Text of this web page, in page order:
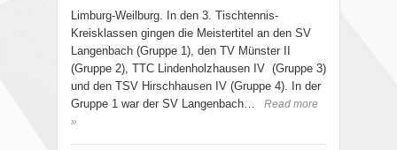
Limburg-Weilburg. In den 3. Tischtennis-
Kreisklassen gingen die Meistertitel an den SV
Langenbach (Gruppe 1), den TV Münster II
(Gruppe 2), TTC Lindenholzhausen IV (Gruppe 3)
und den TSV Hirschhausen IV (Gruppe 4). In der
Gruppe 1 war der SV Langenbach…
Read more
»